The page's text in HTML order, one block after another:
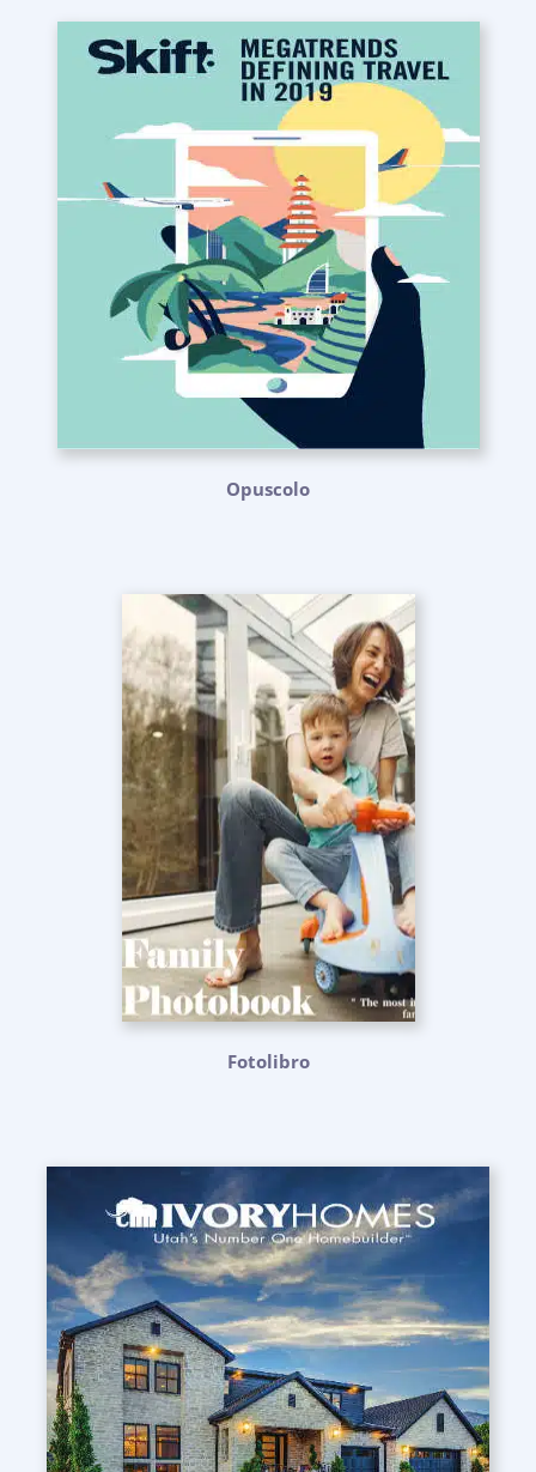
Opuscolo
Fotolibro